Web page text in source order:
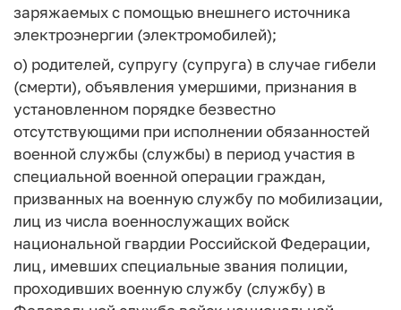
заряжаемых с помощью внешнего источника
электроэнергии (электромобилей);
о) родителей, супругу (супруга) в случае гибели
(смерти), объявления умершими, признания в
установленном порядке безвестно
отсутствующими при исполнении обязанностей
военной службы (службы) в период участия в
специальной военной операции граждан,
призванных на военную службу по мобилизации,
лиц из числа военнослужащих войск
национальной гвардии Российской Федерации,
лиц, имевших специальные звания полиции,
проходивших военную службу (службу) в